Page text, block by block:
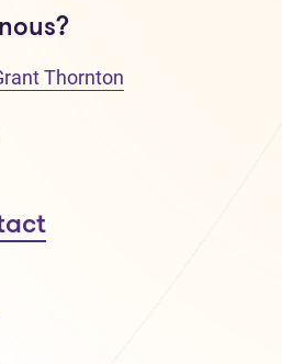
Thornton